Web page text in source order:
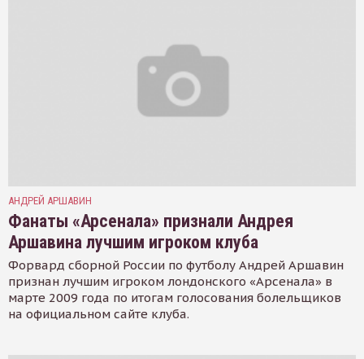
АНДРЕЙ АРШАВИН
Фанаты «Арсенала» признали Андрея
Аршавина лучшим игроком клуба
Форвард сборной России по футболу Андрей Аршавин
признан лучшим игроком лондонского «Арсенала» в
марте 2009 года по итогам голосования болельщиков
на официальном сайте клуба.